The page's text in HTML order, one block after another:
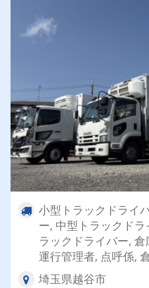
小型トラックドライ
ー, 中型トラックド
ラックドライバー,
運行管理者, 点呼係,
埼玉県越谷市